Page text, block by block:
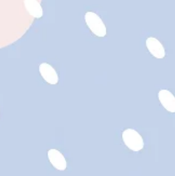
Disponible de 9 mois à la taille adulte
Couleurs : prune et fuchsia
Composition : 40% laine, 30% viscose,
20% polyamide, 10% cachemire - certifié
Oeko-Tex
Entretien : lavage à la main recommandé
Confectionné en Turquie, dans notre
certifications internationales, qui
garantissent des conditions de production
irréprochables)